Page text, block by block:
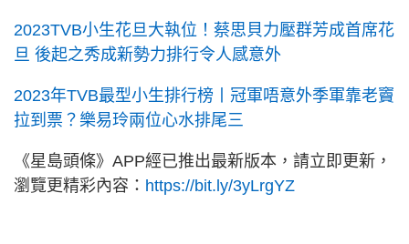
2023TVB小生花旦大執位！蔡思貝力壓群芳成首席花
旦 後起之秀成新勢力排行令人感意外
2023年TVB最型小生排行榜丨冠軍唔意外季軍靠老竇
拉到票？樂易玲兩位心水排尾三
《星島頭條》APP經已推出最新版本，請立即更新，
瀏覽更精彩內容： https://bit.ly/3yLrgYZ